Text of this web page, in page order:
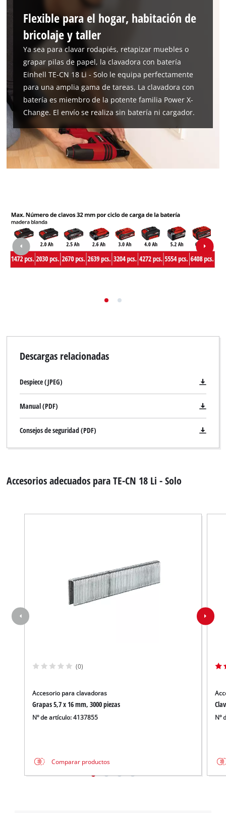
Flexible para el hogar, habitación de
bricolaje y taller
Ya sea para clavar rodapiés, retapizar muebles o
grapar pilas de papel, la clavadora con batería
Einhell TE-CN 18 Li - Solo le equipa perfectamente
para una amplia gama de tareas. La clavadora con
batería es miembro de la potente familia Power X-
Change. El envío se realiza sin batería ni cargador.
Descargas relacionadas
Despiece (JPEG)
Manual (PDF)
Consejos de seguridad (PDF)
Accesorios adecuados para TE-CN 18 Li - Solo
(0)
Accesorio para clavadoras
Grapas 5,7 x 16 mm, 3000 piezas
Nº de artículo: 4137855
Comparar productos
Nº